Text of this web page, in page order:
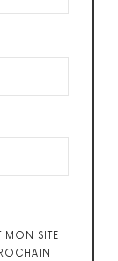
MON SITE